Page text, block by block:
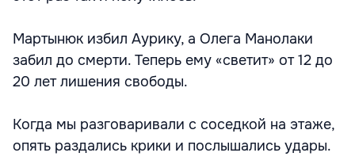
Мартынюк избил Аурику, а Олега Манолаки
забил до смерти. Теперь ему «светит» от 12 до
20 лет лишения свободы.
Когда мы разговаривали с соседкой на этаже,
опять раздались крики и послышались удары.